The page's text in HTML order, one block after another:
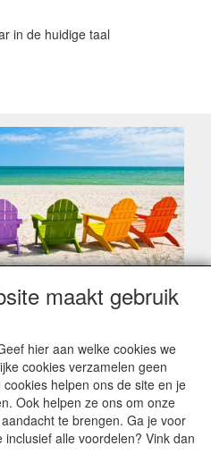
in de huidige taal
naast een hoop
werken met een
geplaatst worden kunnen
die voorradig is en alle
dan de bestelling verstuurd
moeten binnen komen dan is
maakt gebruik
hier aan welke cookies we
cookies verzamelen geen
helpen ons de site en je
Ook helpen ze ons om onze
te brengen. Ga je voor
alle voordelen? Vink dan